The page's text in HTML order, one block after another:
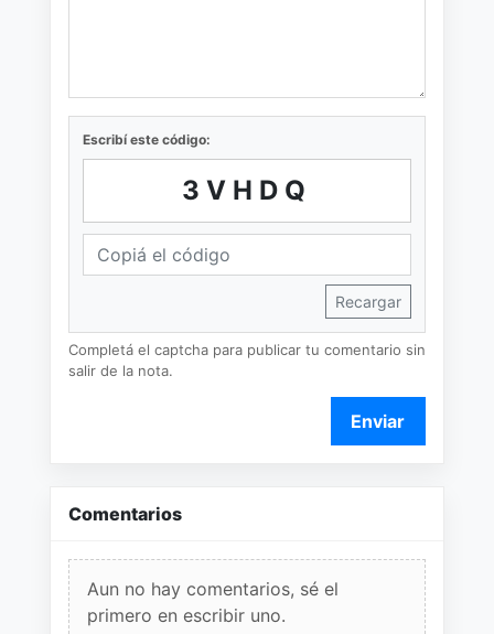
Escribí este código:
3VHDQ
Recargar
Completá el captcha para publicar tu comentario sin
salir de la nota.
Enviar
Comentarios
Aun no hay comentarios, sé el
primero en escribir uno.